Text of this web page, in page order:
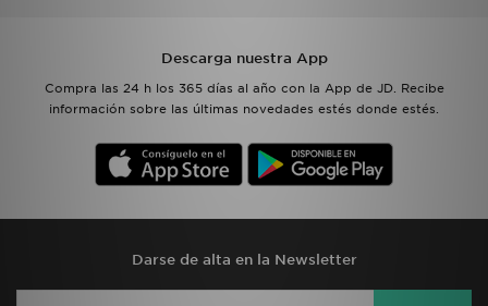
Descarga nuestra App
Compra las 24 h los 365 días al año con la App de JD. Recibe
información sobre las últimas novedades estés donde estés.
Darse de alta en la Newsletter